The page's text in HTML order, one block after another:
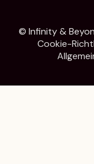
© Infinity &
Cookie-